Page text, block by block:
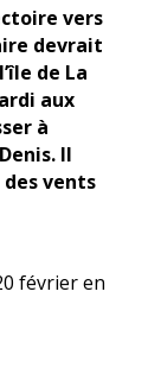
vers
devrait
de La
aux
à
Il
vents
février en